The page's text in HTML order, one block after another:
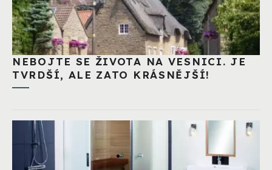
NEBOJTE SE ŽIVOTA NA VESNICI. JE
TVRDŠÍ, ALE ZATO KRÁSNĚJŠÍ!